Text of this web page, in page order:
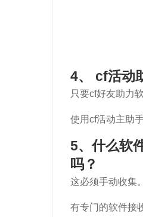
4、 cf活动
只要cf好友助力软
使用cf活动主助
5、什么软
吗？
这必须手动收集
有专门的软件接